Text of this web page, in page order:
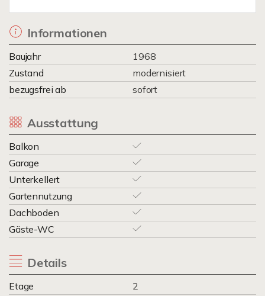
Informationen
Baujahr
1968
Zustand
modernisiert
bezugsfrei ab
sofort
Ausstattung
Balkon
Garage
Unterkellert
Gartennutzung
Dachboden
Gäste-WC
Details
Etage
2